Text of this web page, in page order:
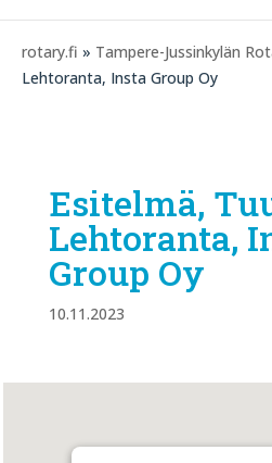
rotary.fi » Tampere-Jussinkylän
Lehtoranta, Insta Group Oy
Esitelmä,
Lehtoranta,
Group Oy
10.11.2023